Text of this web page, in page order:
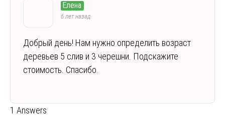
Елена
6 лет назад
Добрый день! Нам нужно определить возраст
деревьев 5 слив и 3 черешни. Подскажите
стоимость. Спасибо.
1 Answers